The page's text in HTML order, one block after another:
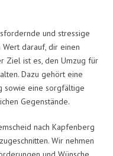
und stressige
darauf, dir einen
Ziel ist es, den Umzug für
Dazu gehört eine
sowie eine sorgfältige
Gegenstände.
nach Kapfenberg
Wir nehmen